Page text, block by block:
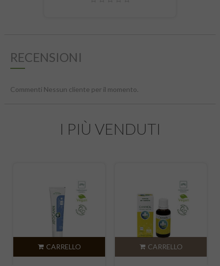
RECENSIONI
Commenti Nessun cliente per il momento.
I PIÙ VENDUTI
CARRELLO CARRELLO